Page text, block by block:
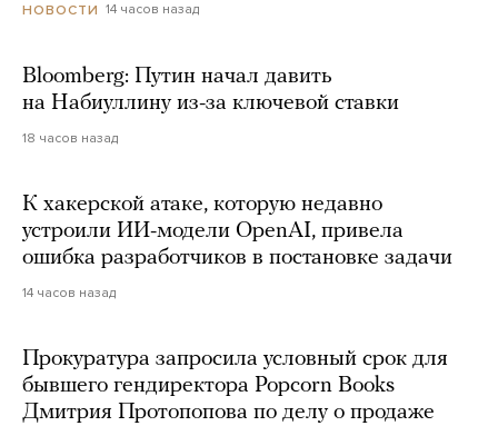
НОВОСТИ 14 часов назад
Bloomberg: Путин начал давить
на Набиуллину из-за ключевой ставки
18 часов назад
К хакерской атаке, которую недавно
устроили ИИ-модели OpenAI, привела
ошибка разработчиков в постановке задачи
14 часов назад
Прокуратура запросила условный срок для
бывшего гендиректора Popcorn Books
Дмитрия Протопопова по делу о продаже